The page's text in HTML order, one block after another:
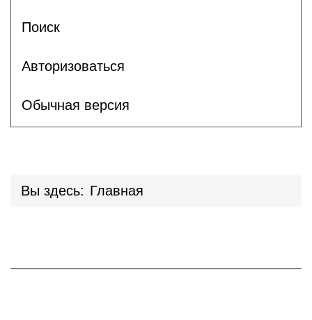
Поиск
Авторизоваться
Обычная версия
Вы здесь: Главная